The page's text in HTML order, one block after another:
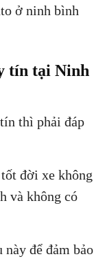
tín tại Ninh
thì phải đáp
đời xe không
và không có
để đảm bảo